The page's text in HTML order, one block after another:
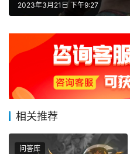
2023年3月21日 下午9:27
相关推荐
问答库